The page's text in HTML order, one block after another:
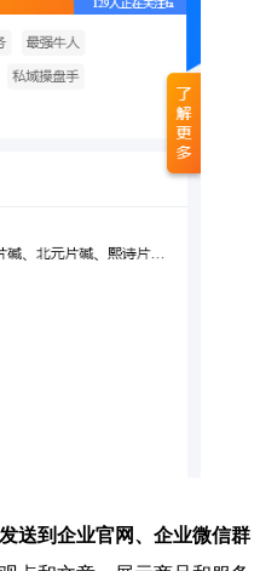
送到企业官网、企业微信群